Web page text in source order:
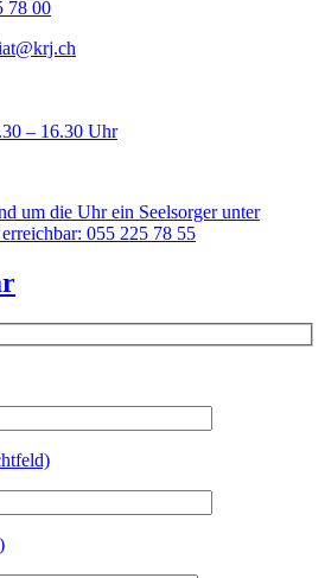
78 00
– 16.30 Uhr
um die Uhr ein Seelsorger unter
055 225 78 55